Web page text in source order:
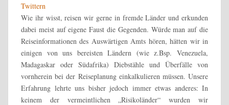
Twittern
Wie ihr wisst, reisen wir gerne in fremde Länder und erkunden
dabei meist auf eigene Faust die Gegenden. Würde man auf die
Reiseinformationen des Auswärtigen Amts hören, hätten wir in
einigen von uns bereisten Ländern (wie z.Bsp. Venezuela,
Madagaskar oder Südafrika) Diebstähle und Überfälle von
vornherein bei der Reiseplanung einkalkulieren müssen. Unsere
Erfahrung lehrte uns bisher jedoch immer etwas anderes: In
keinem der vermeintlichen „Risikoländer“ wurden wir